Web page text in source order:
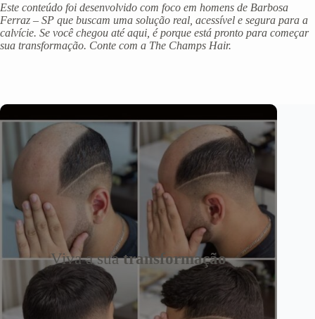
Este conteúdo foi desenvolvido com foco em homens de Barbosa
Ferraz – SP que buscam uma solução real, acessível e segura para a
calvície. Se você chegou até aqui, é porque está pronto para começar
sua transformação. Conte com a The Champs Hair.
Viva a suatransformação